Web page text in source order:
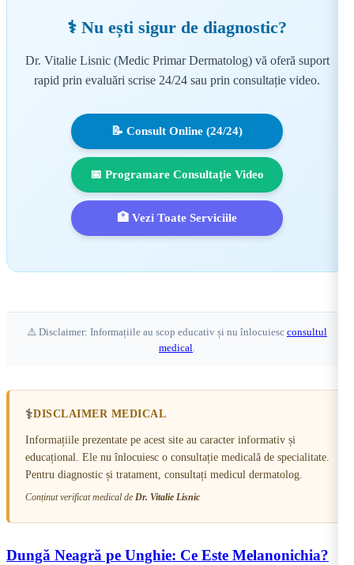
⚕️ Nu ești sigur de diagnostic?
Dr. Vitalie Lisnic (Medic Primar Dermatolog) vă oferă suport
rapid prin evaluări scrise 24/24 sau prin consultație video.
📝 Consult Online (24/24)
📅 Programare Consultație Video
🏥 Vezi Toate Serviciile
⚠️ Disclaimer: Informațiile au scop educativ și nu înlocuiesc consultul
medical.
⚕️DISCLAIMER MEDICAL
Informațiile prezentate pe acest site au caracter informativ și
educațional. Ele nu înlocuiesc o consultație medicală de specialitate.
Pentru diagnostic și tratament, consultați medicul dermatolog.
Conținut verificat medical de Dr. Vitalie Lisnic
Dungă Neagră pe Unghie: Ce Este Melanonichia?